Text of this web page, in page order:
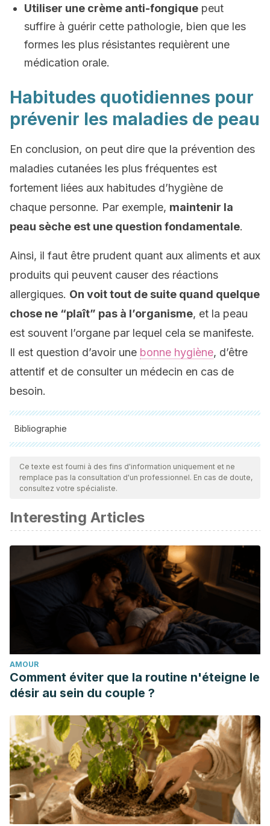
Utiliser une crème anti-fongique peut
suffire à guérir cette pathologie, bien que les
formes les plus résistantes requièrent une
médication orale.
Habitudes quotidiennes pour
prévenir les maladies de peau
En conclusion, on peut dire que la prévention des
maladies cutanées les plus fréquentes est
fortement liées aux habitudes d’hygiène de
chaque personne. Par exemple, maintenir la
peau sèche est une question fondamentale.
Ainsi, il faut être prudent quant aux aliments et aux
produits qui peuvent causer des réactions
allergiques. On voit tout de suite quand quelque
chose ne “plaît” pas à l’organisme, et la peau
est souvent l’organe par lequel cela se manifeste.
Il est question d’avoir une bonne hygiène, d’être
attentif et de consulter un médecin en cas de
besoin.
Bibliographie
Toutes les sources citées ont été examinées en profondeur
par notre équipe pour garantir leur qualité, leur fiabilité, leur
actualité et leur validité. La bibliographie de cet article a été
ou scientifique
Bolognia, J. L., Schaffer, J. V., & Cerroni, L. (Eds.).
(2018). Dermatología. Elsevier Health Sciences.
Fitzpatrick, T. B. (2009). Dermatología en medicina general.
Ed. Médica Panamericana.
Mascaró, J. M. (2003). Medicina Cutánea: recuerdos de
ayer, realidades de hoy. Medicina Cutánea Ibero-Latino-
Americana, 31(4), 219-220.
Alergia al sol. Mayo Clinic. https://www.mayoclinic.org/es-
es/diseases-conditions/sun-allergy/symptoms-causes/syc-
20378077
Denise Aaron. 2018. Tiña versicolor (Pitiriasis versicolor).
Manual MSD. https://www.msdmanuals.com/es-
ar/hogar/trastornos-de-la-piel/infecciones-
f%C3%BAngicas-de-la-piel/ti%C3%B1a-versicolor
Pie de atleta. MedlinePlus.
https://medlineplus.gov/spanish/ency/article/000875.htm
Melasma. MedlinePlus.
https://medlineplus.gov/spanish/ency/article/000836.htm
Ce texte est fourni à des fins d'information uniquement et ne
remplace pas la consultation d'un professionnel. En cas de doute,
consultez votre spécialiste.
Interesting Articles
AMOUR
Comment éviter que la routine n'éteigne le
désir au sein du couple ?